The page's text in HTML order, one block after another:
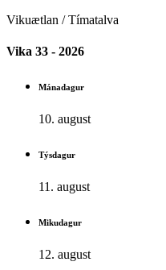
Vikuætlan / Tímatalva
Vika 33 - 2026
Mánadagur
10. august
Týsdagur
11. august
Mikudagur
12. august